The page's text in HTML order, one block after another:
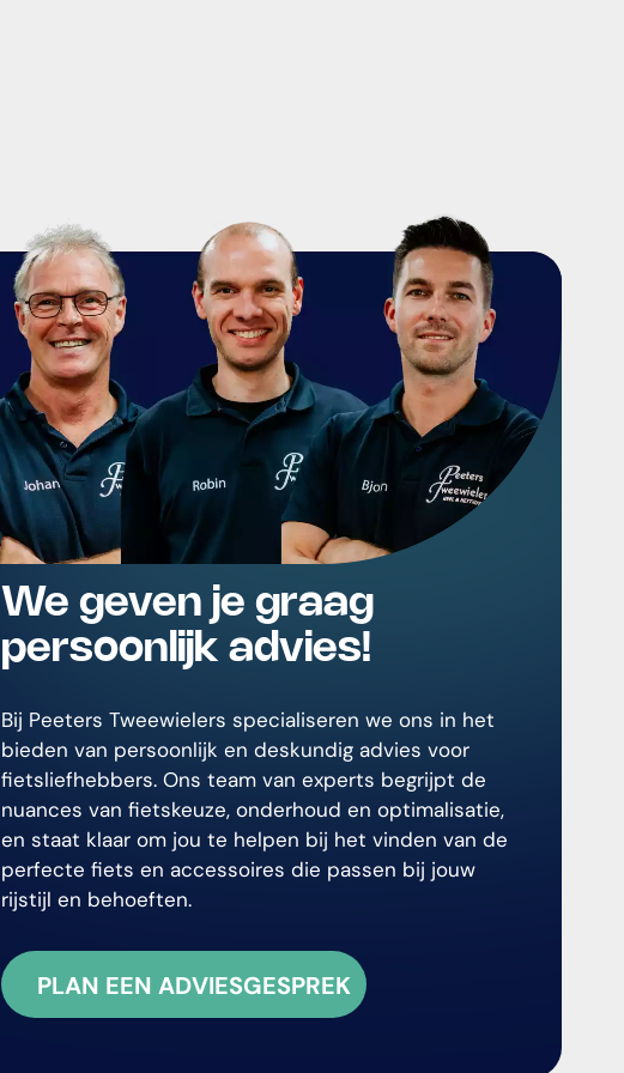
We geven je graag
persoonlijk advies!
Bij Peeters Tweewielers specialiseren we ons in het
bieden van persoonlijk en deskundig advies voor
fietsliefhebbers. Ons team van experts begrijpt de
nuances van fietskeuze, onderhoud en optimalisatie,
en staat klaar om jou te helpen bij het vinden van de
perfecte fiets en accessoires die passen bij jouw
rijstijl en behoeften.
PLAN EEN ADVIESGESPREK